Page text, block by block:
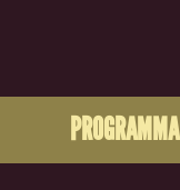
PROGRAMMA